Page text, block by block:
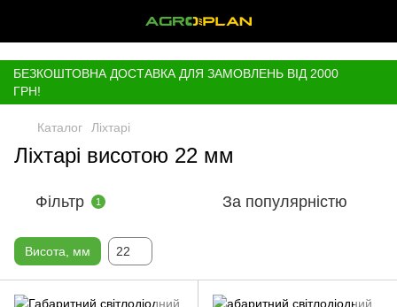
БЕЗКОШТОВНА ДОСТАВКА ДЛЯ ЗАМОВЛЕНЬ ВІД 2000
ГРН!
Каталог Ліхтарі
Ліхтарі висотою 22 мм
Фільтр 1 За популярністю
Висота, мм 22